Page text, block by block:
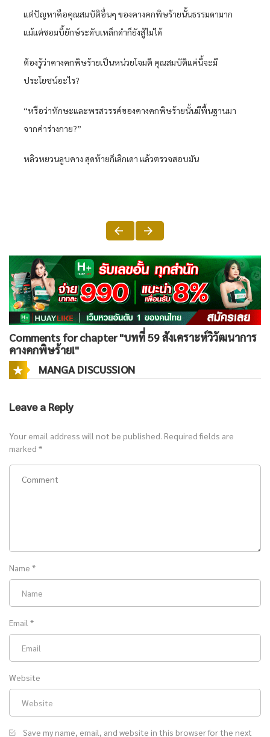
แต่ปัญหาคือคุณสมบัติอื่นๆ ของคางคกพิษร้ายนั้นธรรมดามาก
แม้แต่ซอมบี้ยักษ์ระดับเหล็กดำก็ยังสู้ไม่ได้
ต้องรู้ว่าคางคกพิษร้ายเป็นหน่วยโจมตี คุณสมบัติแค่นี้จะมี
ประโยชน์อะไร?
“หรือว่าทักษะและพรสวรรค์ของคางคกพิษร้ายนั้นมีพื้นฐานมา
จากค่าร่างกาย?”
หลิวหยวนลูบคาง สุดท้ายก็เลิกเดา แล้วตรวจสอบมัน
Comments for chapter "บทที่ 59 สังเคราะห์วิวัฒนาการ
คางคกพิษร้าย!"
MANGA DISCUSSION
Leave a Reply
Your email address will not be published. Required fields are
marked *
Name *
Email *
Website
Save my name, email, and website in this browser for the next